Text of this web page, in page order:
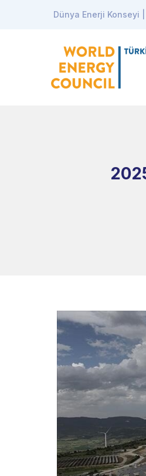
Dünya Enerji Konseyi